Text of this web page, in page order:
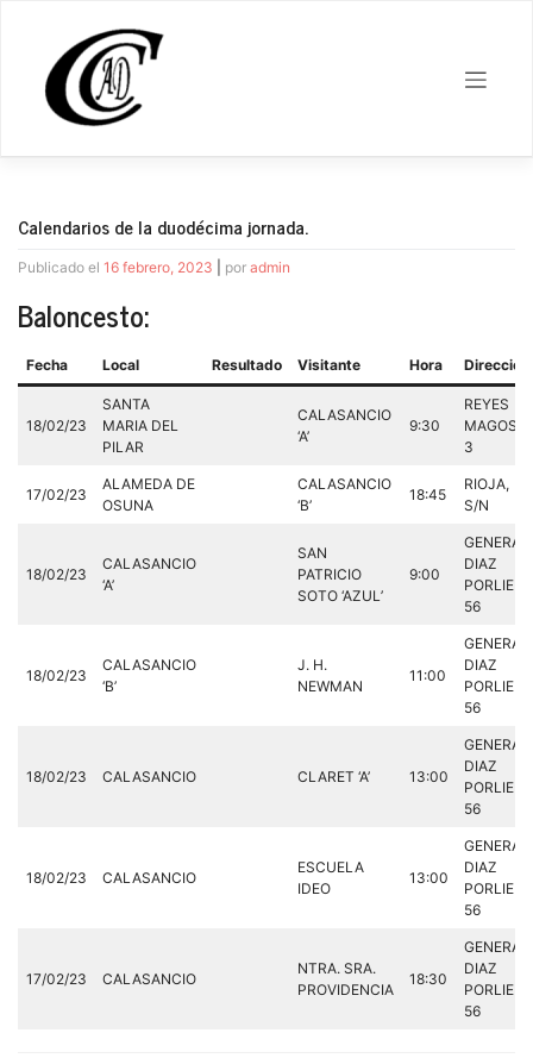
contenido
Calendarios de la duodécima jornada.
Publicado el 16 febrero, 2023 por admin
Baloncesto:
Fecha Local Resultado Visitante Hora Dirección
18/02/23
SANTA
MARIA DEL
PILAR
CALASANCIO
‘A’
9:30
REYES
MAGOS,
3
17/02/23
ALAMEDA DE
OSUNA
CALASANCIO
‘B’
18:45
RIOJA,
S/N
18/02/23
CALASANCIO
‘A’
SAN
PATRICIO
SOTO ‘AZUL’
9:00
GENERAL
DIAZ
PORLIER,
56
18/02/23
CALASANCIO
‘B’
J. H.
NEWMAN
11:00
GENERAL
DIAZ
PORLIER,
56
18/02/23 CALASANCIO CLARET ‘A’ 13:00
GENERAL
DIAZ
PORLIER,
56
18/02/23 CALASANCIO
ESCUELA
IDEO
13:00
GENERAL
DIAZ
PORLIER,
56
17/02/23 CALASANCIO
NTRA. SRA.
PROVIDENCIA
18:30
GENERAL
DIAZ
PORLIER,
56